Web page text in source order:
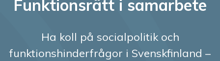
Funktionsrätt i samarbete
Ha koll på socialpolitik och
funktionshinderfrågor i Svenskfinland –